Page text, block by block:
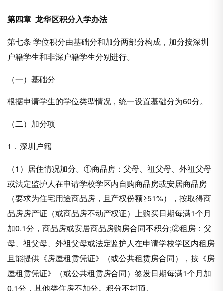
第四章 龙华区积分入学办法
第七条 学位积分由基础分和加分两部分构成，加分按深圳
户籍学生和非深户籍学生分别进行。
（一）基础分
根据申请学生的学位类型情况，统一设置基础分为60分。
（二）加分项
1．深圳户籍
（1）居住情况加分。①商品房：父母、祖父母、外祖父母
或法定监护人在申请学校学区内自购商品房或安居商品房
（要求为住宅用途商品房，且产权份额≥51%），按取得商
品房房产证（或商品房不动产权证）上购买日期每满1个月
加0.1分，商品房或安居商品房购房合同不积分;②租房：父
母、祖父母、外祖父母或法定监护人在申请学校学区内租房
且能提供《房屋租赁凭证》（或公共租赁房合同），按《房
屋租赁凭证》（或公共租赁房合同）签发日期每满1个月加
0.1分，其他类住房不加分。积分不封顶。